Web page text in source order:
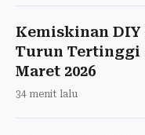
Kemiskinan
Turun Tertinggi
Maret 2026
34 menit lalu